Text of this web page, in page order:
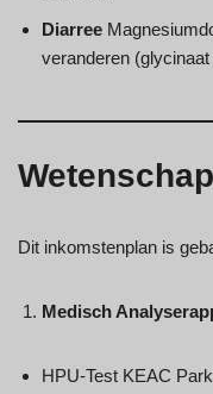
Diarree
veranderen
Dit inkomstenplan is
Medisch
HPU-Test KEAC